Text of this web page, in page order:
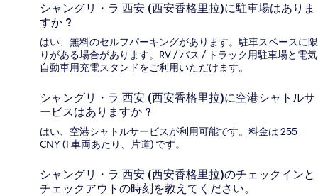
シャングリ・ラ 西安 (西安香格里拉)に駐車場はありま
すか ?
はい、無料のセルフパーキングがあります。駐車スペースに限
りがある場合があります。RV / バス / トラック用駐車場と電気
自動車用充電スタンドをご利用いただけます。
シャングリ・ラ 西安 (西安香格里拉)に空港シャトルサ
ービスはありますか ?
はい、空港シャトルサービスが利用可能です。料金は 255
CNY (1 車両あたり、片道) です。
シャングリ・ラ 西安 (西安香格里拉)のチェックインと
チェックアウトの時刻を教えてください。